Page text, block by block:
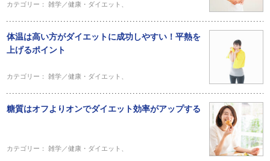
カテゴリー：雑学／健康・ダイエット
体温は高い方がダイエットに成功しやすい！平熱を
上げるポイント
カテゴリー：雑学／健康・ダイエット
糖質はオフよりオンでダイエット効率がアップする
カテゴリー：雑学／健康・ダイエット